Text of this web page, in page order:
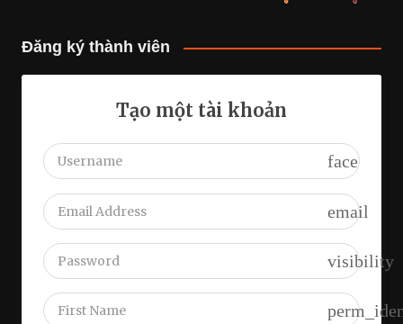
Đăng ký thành viên
Tạo một tài khoản
face
email
visibility